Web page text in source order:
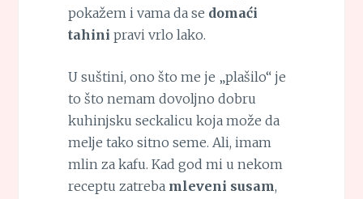
pokažem i vama da se domaći
tahini pravi vrlo lako.
U suštini, ono što me je „plašilo“ je
to što nemam dovoljno dobru
kuhinjsku seckalicu koja može da
melje tako sitno seme. Ali, imam
mlin za kafu. Kad god mi u nekom
receptu zatreba mleveni susam,